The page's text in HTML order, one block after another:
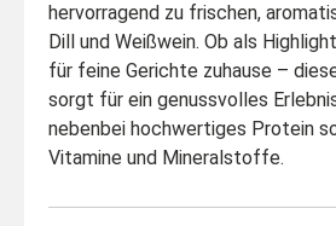
hervorragend zu frischen,
Dill und Weißwein. Ob als
für feine Gerichte zuhause –
sorgt für ein genussvolles
nebenbei hochwertiges Protein
Vitamine und Mineralstoffe.